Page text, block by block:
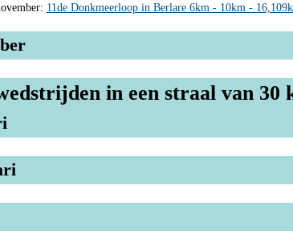
11de Donkmeerloop in Berlare 6km - 10km -
in een straal van 30